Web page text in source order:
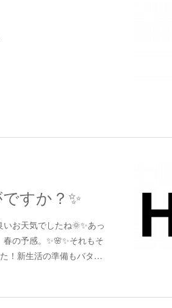
すか？✨
お天気でしたね🌞✨あっ
の予感。✨🌸✨それもそ
！新生活の準備もバタ…